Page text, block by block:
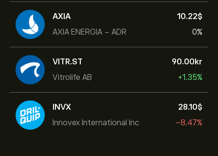
AXIA
AXIA ENERGIA - ADR
10.22‎$‎
0%
VITR.ST
Vitrolife AB
90.00‎kr‎
+1.35%
INVX
Innovex International Inc
28.10‎$‎
-8.47%